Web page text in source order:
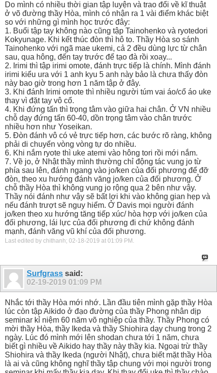
Do mình có nhiều thời gian tập luyện và trao đổi về kĩ thuật
ở võ đường thầy Hòa, mình có nhận ra 1 vài điểm khác biệt
so với những gì mình học trước đây:
1. Buổi tập tay không nào cũng tập Tainohenko và ryotedori
Kokyunage. Khi kết thúc đòn thì hô to. Thầy Hòa so sánh
Tainohenko với ngã mae ukemi, cả 2 đều dùng lực từ chân
sau, qua hông, đến tay trước để tạo đà rồi xoay...
2. Irimi thì tập irimi omote, đánh trực tiếp là chính. Mình đánh
irimi kiểu ura với 1 anh kyu 5 anh này bảo là chưa thấy đòn
này bao giờ trong hơn 1 năm tập ở đây.
3. Khi đánh Irimi omote thì nhiều người túm vai áo/cổ áo uke
thay vì đặt tay vô cổ.
4. Khi đứng tấn thì trọng tâm vào giữa hai chân. Ở VN nhiều
chỗ dạy đứng tấn 60-40, dồn trọng tâm vào chân trước
nhiều hơn như Yoseikan.
5. Đòn đánh vô có vẻ trực tiếp hơn, các bước rõ ràng, không
phải di chuyển vòng vòng tự do nhiều.
6. Khi nắm ryote thì uke atemi vào hông tori rồi mới nắm.
7. Về jo, ở Nhật thầy mình thường chỉ động tác vung jo từ
phía sau lên, đánh ngang vào jo/ken của đối phương để đỡ
đòn, theo xu hướng đánh văng jo/ken của đối phương. Ở
chỗ thầy Hòa thì không vung jo rộng qua 2 bên như vậy.
Thầy nói đánh như vậy sẽ bất lợi khi vào không gian hẹp và
nếu đánh trượt sẽ nguy hiểm. Ở Davis mọi người đánh
jo/ken theo xu hướng tăng tiếp xúc/ hòa hợp với jo/ken của
đối phương, lái lực của đối phương đi chứ không đánh
mạnh, đánh văng vũ khí của đối phương.
Last edited by chithanh; 02-18-2019 at 01:09 PM .
Surfgrass said:
02-19-2019 01:09 PM
Nhắc tới thầy Hòa mới nhớ. Lần đầu tiên mình gặp thầy Hòa
lúc còn tập Aikido ở đạo đường của thầy Phong nhân dịp
seminar kỉ niệm 60 năm võ nghiệp của thầy. Thầy Phong có
mời thầy Hòa, thầy Ikeda và thầy Shiohira dạy chung trong 2
ngày. Lúc đó mình mới lên shodan chưa tới 1 năm, chưa
biết gì nhiều về Aikido hay thầy này thầy kia. Ngoại trừ thầy
Shiohira và thầy Ikeda (người Nhật), chưa biết mặt thầy Hòa
là ai và cũng không nghĩ thầy tập chung với mọi người trong